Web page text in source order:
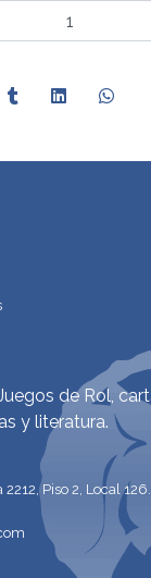
de Rol,
y literatura.
Piso 2, Local